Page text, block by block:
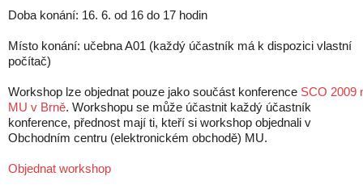
Doba konání: 16. 6. od 16 do 17 hodin
Místo konání: učebna A01 (každý účastník má k dispozici vlastní
počítač)
Workshop lze objednat pouze jako součást konference SCO 2009
MU v Brně. Workshopu se může účastnit každý účastník
konference, přednost mají ti, kteří si workshop objednali v
Obchodním centru (elektronickém obchodě) MU.
Objednat workshop